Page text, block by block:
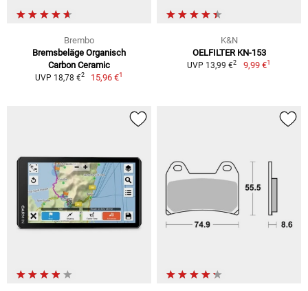
Brembo
Bremsbeläge Organisch
Carbon Ceramic
UVP 18,78 €2 15,96 €1
K&N
OELFILTER KN-153
UVP 13,99 €2 9,99 €1